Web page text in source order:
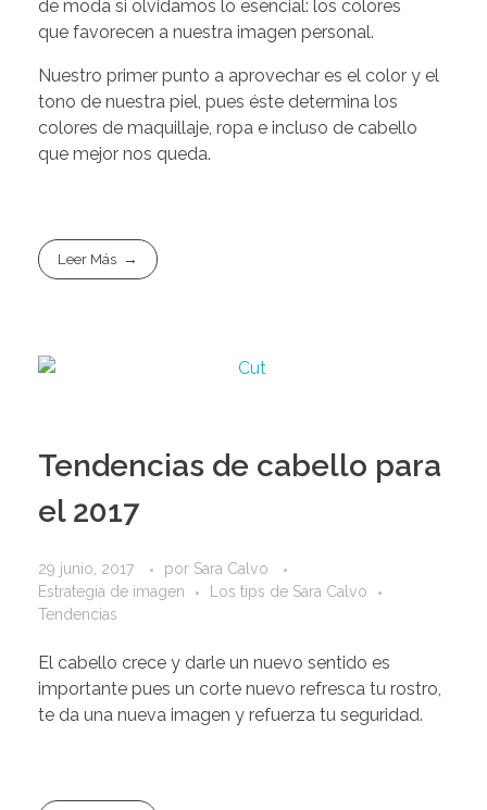
de moda si olvidamos lo esencial: los colores
que favorecen a nuestra imagen personal.
Nuestro primer punto a aprovechar es el color y el
tono de nuestra piel, pues éste determina los
colores de maquillaje, ropa e incluso de cabello
que mejor nos queda.
Leer Más
Tendencias de cabello para
el 2017
29 junio, 2017 por Sara Calvo
Estrategia de imagen
Los tips de Sara Calvo
Tendencias
El cabello crece y darle un nuevo sentido es
importante pues un corte nuevo refresca tu rostro,
te da una nueva imagen y refuerza tu seguridad.